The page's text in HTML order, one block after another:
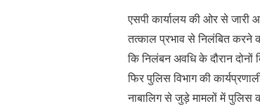
एसपी कार्यालय की ओर से जारी
तत्काल प्रभाव से निलंबित करने
कि निलंबन अवधि के दौरान
फिर पुलिस विभाग की
नाबालिग से जुड़े मामलों में पुलिस